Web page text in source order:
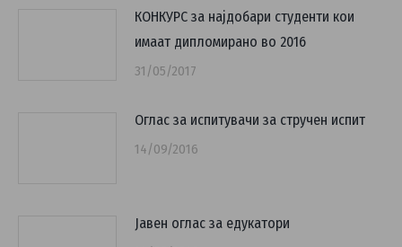
КОНКУРС за најдобари студенти кои
имаат дипломирано во 2016
31/05/2017
Оглас за испитувачи за стручен испит
14/09/2016
Јавен оглас за едукатори